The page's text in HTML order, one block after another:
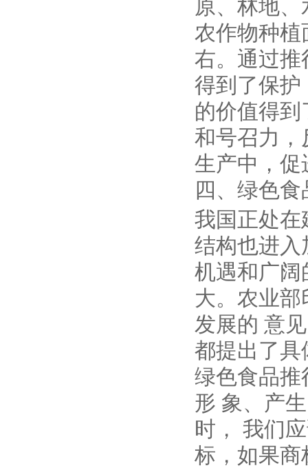
原、林地
农作物种植
右。通过推
得到了保护
的价值得
和号召力，
生产中，促
四、绿色
我国正处在
结构也进入
机遇和广阔
大。农业
发展的 意
都提出了具
绿色食品推
形 象、产
时， 我们
标，如果商